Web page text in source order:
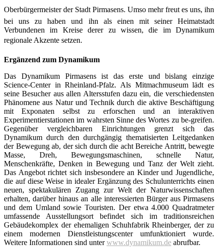
Oberbürgermeister der Stadt Pirmasens. Umso mehr freut es uns, ihn
bei uns zu haben und ihn als einen mit seiner Heimat­stadt
Verbundenen im Kreise derer zu wissen, die im Dynamikum
regionale Akzente setzen.
Ergänzend zum Dynamikum
Das Dynamikum Pirmasens ist das erste und bislang einzige
Science-Center in Rheinland-Pfalz. Als Mitmachmuseum lädt es
seine Besucher aus allen Altersstufen dazu ein, die verschiedensten
Phänomene aus Natur und Technik durch die aktive Beschäftigung
mit Exponaten selbst zu erforschen und an interaktiven
Experimentier­stationen im wahrsten Sinne des Wortes zu be-greifen.
Gegenüber vergleichbaren Einrichtungen grenzt sich das
Dynamikum durch den durchgängig thematisierten Leitgedanken
der Bewegung ab, der sich durch die acht Bereiche Antritt, bewegte
Masse, Dreh, Bewegungsmaschinen, schnelle Natur,
Menschenkräfte, Denken in Bewegung und Tanz der Welt zieht.
Das Angebot richtet sich insbesondere an Kinder und Jugendliche,
die auf diese Weise in idealer Ergänzung des Schulunterrichts einen
neuen, spektakulären Zugang zur Welt der Naturwissenschaften
erhalten, darüber hinaus an alle interessierten Bürger aus Pirmasens
und dem Umland sowie Touristen. Der etwa 4.000 Quadratmeter
umfassende Ausstellungsort befindet sich im traditions­reichen
Gebäudekomplex der ehemaligen Schuhfabrik Rheinberger, der zu
einem modernen Dienstleistungscenter umfunktioniert wurde.
Weitere Informationen sind unterwww.dynamikum.de abrufbar.